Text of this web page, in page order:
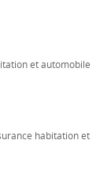
et automobile
habitation et